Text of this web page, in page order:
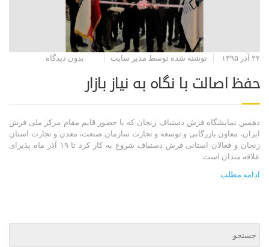
۲۲ آذر ۱۳۹۵ نوشته شده توسط مدیر سایت بدون دیدگاه
حفظ اصالت با نگاه به نیاز بازار
دهمین نمایشگاه فرش دستباف زنجان که با حضور قایم مقام مرکز ملی فرش
ایران، معاون بازرگانی و توسعه و تجارت سازمان صنعت، معدن و تجارت استان
زنجان و فعالان استانی فرش دستباف شروع به کار کرد تا ۱۹ آذر ماه پذیرای
علاقه مندان است.
ادامه مطلب